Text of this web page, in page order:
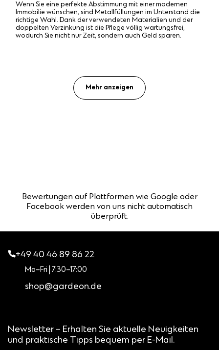
Wenn Sie eine perfekte Abstimmung mit einer modernen
Immobilie wünschen, sind Metallfüllungen im Unterstand die
richtige Wahl. Dank der verwendeten Materialien und der
doppelten Verzinkung ist die Pflege völlig wartungsfrei,
wodurch Sie nicht nur Zeit, sondern auch Geld sparen.
Mehr anzeigen
Bewertungen auf Plattformen wie Google oder
Facebook werden von uns nicht automatisch
überprüft.
+49 40 46 89 86 22
Mo–Fri | 7:30–17:00
shop@gardeon.de
Newsletter – Erhalten Sie aktuelle Neuigkeiten
und praktische Tipps bequem per E-Mail.